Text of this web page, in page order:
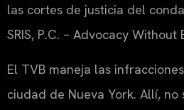
las cortes de justicia del
SRIS, P.C. – Advocacy Without
El TVB maneja las
ciudad de Nueva York. Allí, no